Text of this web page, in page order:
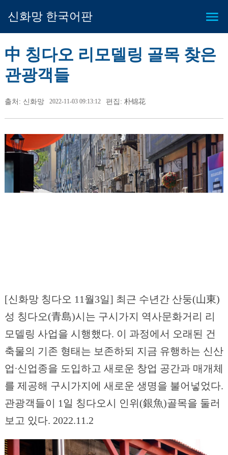
신화망 한국어판
中 칭다오 리모델링 골목 찾은
관광객들
출처: 신화망 2022-11-03 09:13:12 편집: 朴锦花
[신화망 칭다오 11월3일] 최근 수년간 산둥(山東)
성 칭다오(青島)시는 구시가지 역사문화거리 리
모델링 사업을 시행했다. 이 과정에서 오래된 건
축물의 기존 형태는 보존하되 지금 유행하는 신산
업∙신업종을 도입하고 새로운 창업 공간과 매개체
를 제공해 구시가지에 새로운 생명을 불어넣었다.
관광객들이 1일 칭다오시 인위(銀魚)골목을 둘러
보고 있다. 2022.11.2